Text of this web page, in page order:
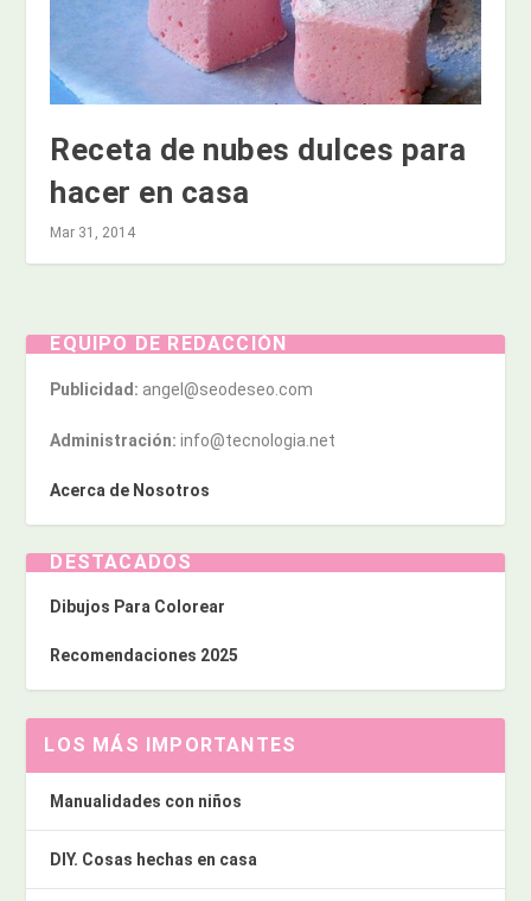
Receta de nubes dulces para
hacer en casa
Mar 31, 2014
EQUIPO DE REDACCIÓN
Publicidad: angel@seodeseo.com
Administración: info@tecnologia.net
Acerca de Nosotros
DESTACADOS
Dibujos Para Colorear
Recomendaciones 2025
LOS MÁS IMPORTANTES
Manualidades con niños
DIY. Cosas hechas en casa